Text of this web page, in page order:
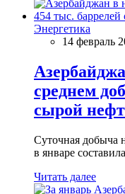
Энергетика
14 февраль
среднем
сырой
Суточная добыча
в январе
Читать далее